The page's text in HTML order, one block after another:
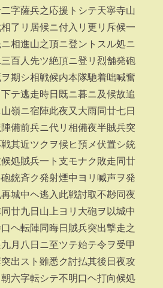
字薩兵之応援トシテ天寧寺山
了リ居候ニ付入リ更リ斥候一
相進山之頂ニ登ントスル処ニ
百人先ツ絶頂ニ登リ烈舗発砲
期シ相戦候内本隊馳着咄喊奮
テ逃走時日既ニ暮ニ及候故追
嶺ニ宿陣此夜又大雨同廿七日
備前兵ニ代リ相備夜半賊兵突
其近ツクヲ候ヒ預メ伏置シ銃
処賊兵一ト支モナク敗走同廿
銃斉ク発射煙中ヨリ喊声ヲ発
城中ヘ逃入此戦討取不尠同夜
廿九日山上ヨリ大砲ヲ以城中
ヘ転陣同晦日賊兵突出撃走之
月八日ニ至ツテ始テ令ヲ受甲
出スト雖悉ク討払其後日夜攻
六字転シテ不明口ヘ打向候処